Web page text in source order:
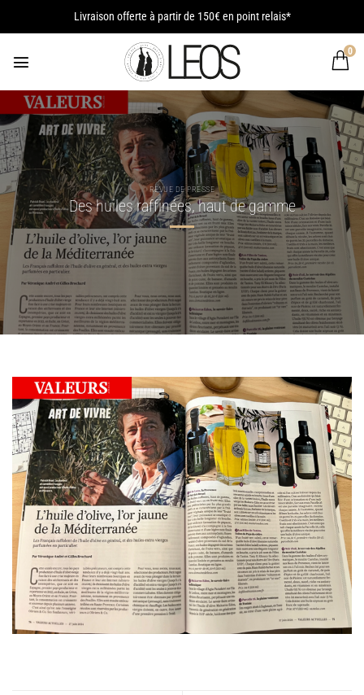
Livraison offerte à partir de 150€ en point relais*
0
REVUE DE PRESSE
Des huiles raffinées, haut de gamme